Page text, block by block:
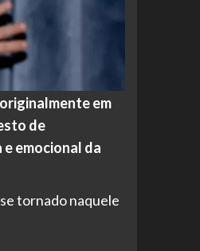
em
de
emocional da
tornado naquele